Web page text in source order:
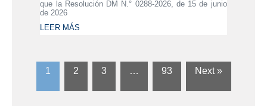
que la Resolución DM N.° 0288-2026, de 15 de junio
de 2026
LEER MÁS
1 2 3 … 93 Next »